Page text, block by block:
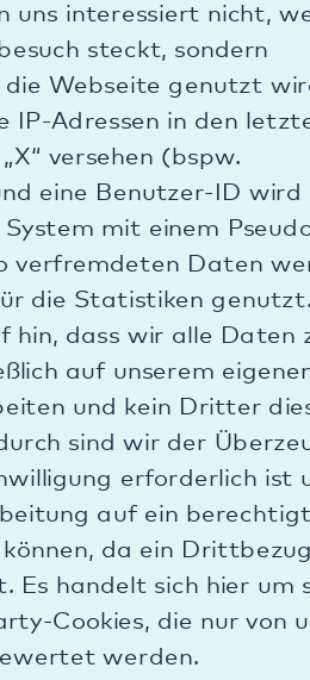
nicht mehr alle Funktionen
genutzt werden.
wir die auf Grundlage eines
erhobenen Daten bis das
mehr besteht, die
Ergebnis kommt
wirksam
haben (vgl. hierzu unten
auf Ihr besonderes
wird regelmäßig,
ob das berechtigte
Unser Interesse besteht
mehr, wenn die Daten
ausreichende Relevanz im
und Statistik der
für uns haben, was wir
annehmen und die
löschen.
Beseitigungsmöglichkeit
von Matomo: